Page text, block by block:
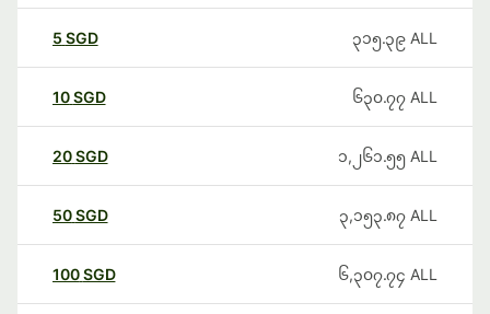
5 SGD ၃၁၅.၃၉ ALL
10SGD ၆၃၀.၇၇ ALL
20SGD ၁,၂၆၁.၅၅ ALL
50SGD ၃,၁၅၃.၈၇ ALL
100SGD ၆,၃၀၇.၇၄ ALL